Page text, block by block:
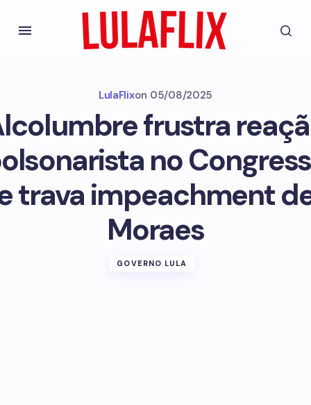
LulaFlixon 05/08/2025
frustra
no
trava impeachment
Moraes
GOVERNO LULA